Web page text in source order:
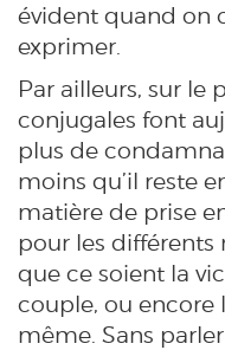
évident quand on
exprimer.
Par ailleurs, sur le
conjugales font
plus de
moins qu’il reste
matière de prise
pour les différents
que ce soient la
couple, ou encore
même. Sans